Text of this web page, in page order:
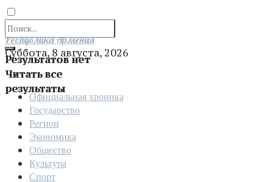
Результатов нет
Читать все
результаты
Отправить
Республика Армения
Суббота, 8 августа, 2026
Официальная хроника
Государство
Регион
Экономика
Общество
Культура
Спорт